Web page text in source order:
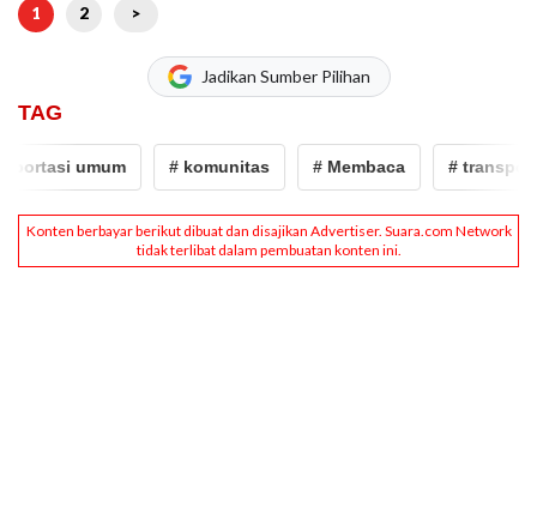
1 2 >
Jadikan Sumber Pilihan
TAG
umum # komunitas # Membaca #